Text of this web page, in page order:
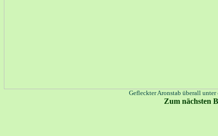
Gefleckter Aronstab überall
Zum nächsten